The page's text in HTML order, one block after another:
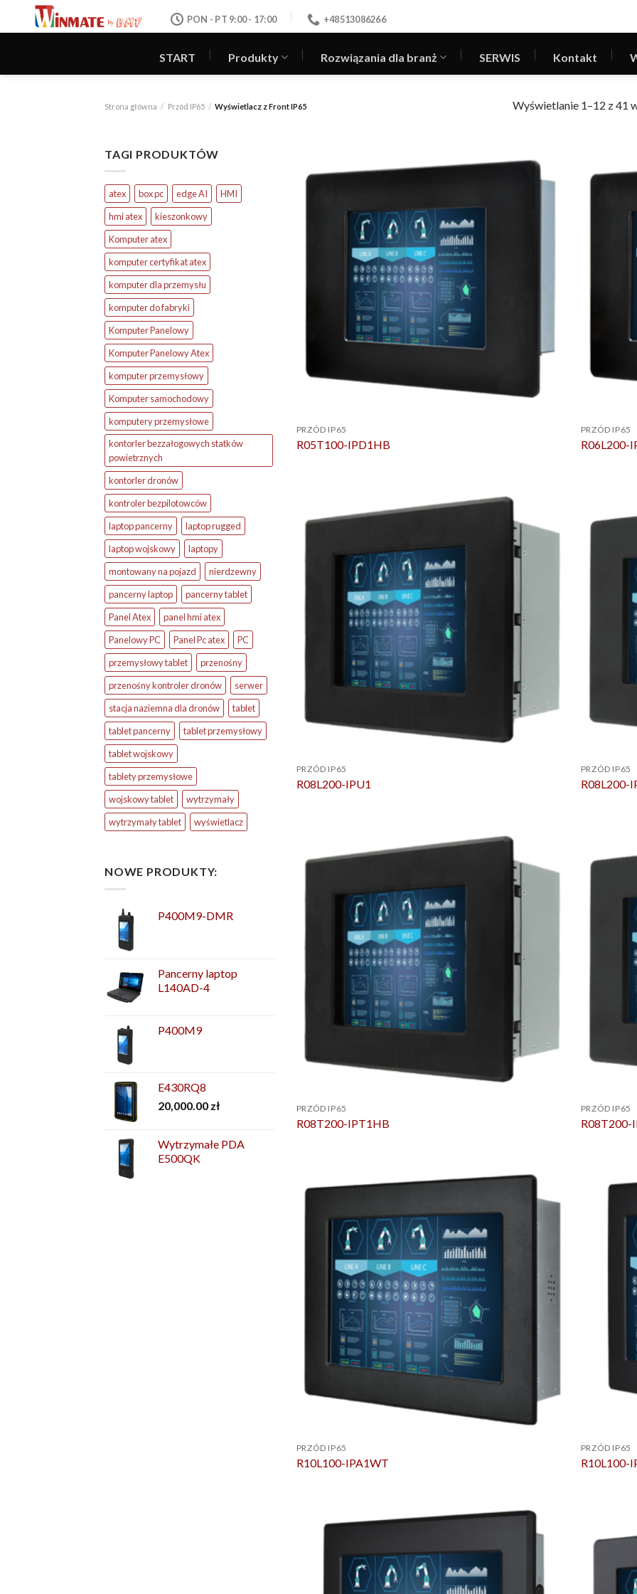
PON - PT 9:00 - 17:00 +48513086266
START Produkty Rozwiązania dla branż SERWIS Kontakt
Strona główna / Przód IP65 / Wyświetlacz z Front IP65 Wyświetlanie 1–12 z 41
TAGI PRODUKTÓW
atex box pc edge AI
HMI
hmi atex
kieszonkowy
Komputer atex
komputer certyfikat atex
komputer dla przemysłu
komputer do fabryki
Komputer Panelowy
Komputer Panelowy Atex
komputer przemysłowy
Komputer samochodowy
komputery przemysłowe
kontorler bezzałogowych statków
powietrznych
kontorler dronów
kontroler bezpilotowców
laptop pancerny
laptop rugged
laptop wojskowy
laptopy
montowany na pojazd
nierdzewny
pancerny laptop
pancerny tablet
Panel Atex
panel hmi atex
Panelowy PC
Panel Pc atex
PC
przemysłowy tablet
przenośny
przenośny kontroler dronów
serwer
stacja naziemna dla dronów
tablet
tablet pancerny
tablet przemysłowy
tablet wojskowy
tablety przemysłowe
wojskowy tablet
wytrzymały
wytrzymały tablet
wyświetlacz
NOWE PRODUKTY:
P400M9-DMR
Pancerny laptop
L140AD-4
P400M9
E430RQ8
20,000.00 zł
Wytrzymałe PDA
E500QK
PRZÓD IP65
R05T100-IPD1HB
PRZÓD IP65
R06L200-
PRZÓD IP65
R08L200-IPU1
PRZÓD IP65
R08L200-
PRZÓD IP65
R08T200-IPT1HB
PRZÓD IP65
R08T200-
PRZÓD IP65
R10L100-IPA1WT
PRZÓD IP65
R10L100-